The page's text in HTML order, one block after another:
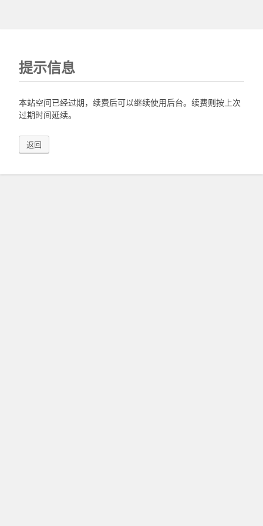
提示信息
本站空间已经过期，续费后可以继续使用后台。续费则按上次
过期时间延续。
返回